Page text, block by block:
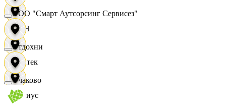
СИН
Синтек
Сириус
ООО "Смарт Аутсорсинг Сервисез"
Отдохни
Очаково